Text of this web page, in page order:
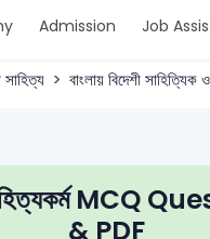
Admission Job
সাহিত্য বাংলায় বিদেশী
ও সাহিত্যকর্ম
& PDF